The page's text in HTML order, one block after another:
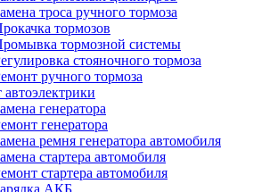
троса ручного тормоза
тормозов
тормозной системы
стояночного тормоза
ручного тормоза
генератора
генератора
ремня генератора автомобиля
стартера автомобиля
стартера автомобиля
АКБ